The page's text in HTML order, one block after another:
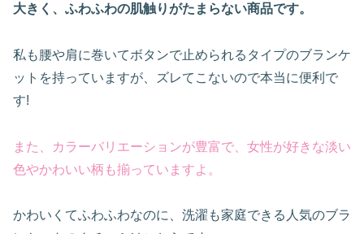
大きく、ふわふわの肌触りがたまらない商品です。
私も腰や肩に巻いてボタンで止められるタイプのブランケ
ットを持っていますが、ズレてこないので本当に便利で
す!
また、カラーバリエーションが豊富で、女性が好きな淡い
色やかわいい柄も揃っていますよ。
かわいくてふわふわなのに、洗濯も家庭できる人気のブラ